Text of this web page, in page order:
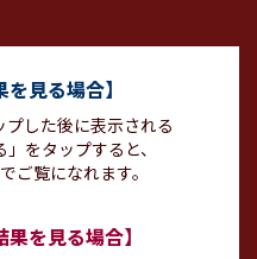
を見る場合】
プした後に表示される
をタップすると、
ご覧になれます。
果を見る場合】